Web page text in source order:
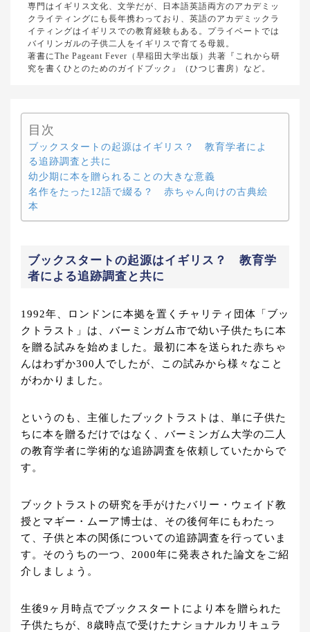
専門はイギリス文化、文学だが、日本語英語両方のアカデミッ
クライティングにも長年携わっており、英語のアカデミックラ
イティングはイギリスでの教育経験もある。プライベートでは
バイリンガルの子供二人をイギリスで育てる母親。
著書にThe Pageant Fever（早稲田大学出版）共著『これから研
究を書くひとのためのガイドブック』（ひつじ書房）など。
目次
ブックスタートの起源はイギリス？ 教育学者によ
る追跡調査と共に
幼少期に本を贈られることの大きな意義
名作をたった12語で綴る？ 赤ちゃん向けの古典絵
本
ブックスタートの起源はイギリス？ 教育学
者による追跡調査と共に
1992年、ロンドンに本拠を置くチャリティ団体「ブッ
クトラスト」は、バーミンガム市で幼い子供たちに本
を贈る試みを始めました。最初に本を送られた赤ちゃ
んはわずか300人でしたが、この試みから様々なこと
がわかりました。
というのも、主催したブックトラストは、単に子供た
ちに本を贈るだけではなく、バーミンガム大学の二人
の教育学者に学術的な追跡調査を依頼していたからで
す。
ブックトラストの研究を手がけたバリー・ウェイド教
授とマギー・ムーア博士は、その後何年にもわたっ
て、子供と本の関係についての追跡調査を行っていま
す。そのうちの一つ、2000年に発表された論文をご紹
介しましょう。
生後9ヶ月時点でブックスタートにより本を贈られた
子供たちが、8歳時点で受けたナショナルカリキュラ